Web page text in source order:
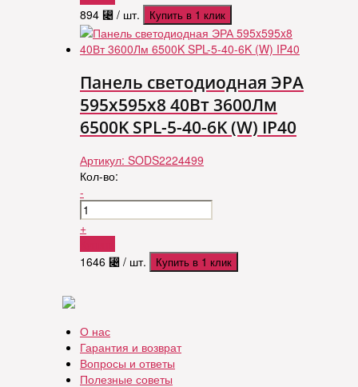
894 ⃄ / шт. Купить в 1 клик
Панель светодиодная ЭРА
595x595x8 40Вт 3600Лм
6500K SPL-5-40-6K (W) IP40
Артикул: SODS2224499
Кол-во:
-
+
1646 ⃄ / шт. Купить в 1 клик
О нас
Гарантия и возврат
Вопросы и ответы
Полезные советы